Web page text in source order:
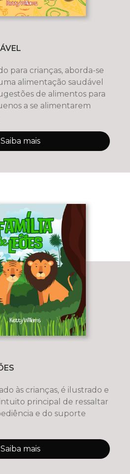
para crianças, aborda-se
alimentação saudável
de alimentos para
a se alimentarem
Saiba mais
às crianças, é ilustrado e
principal de ressaltar
e do suporte
Saiba mais